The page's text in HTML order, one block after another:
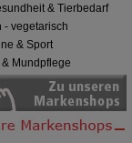
& Tierbedarf
- vegetarisch
& Sport
Mundpflege